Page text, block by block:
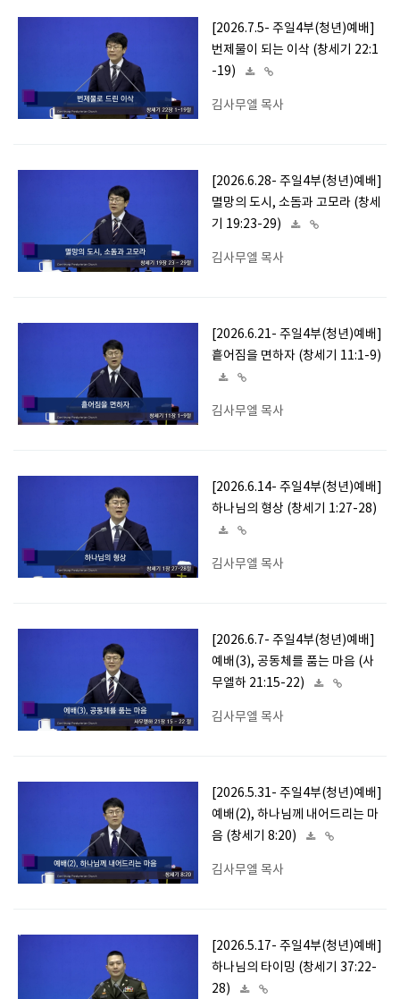
[2026.7.5- 주일4부(청년)예배]
번제물이 되는 이삭 (창세기 22:1
-19)
김사무엘 목사
[2026.6.28- 주일4부(청년)예배]
멸망의 도시, 소돔과 고모라 (창세
기 19:23-29)
김사무엘 목사
[2026.6.21- 주일4부(청년)예배]
흩어짐을 면하자 (창세기 11:1-9)
김사무엘 목사
[2026.6.14- 주일4부(청년)예배]
하나님의 형상 (창세기 1:27-28)
김사무엘 목사
[2026.6.7- 주일4부(청년)예배]
예배(3), 공동체를 품는 마음 (사
무엘하 21:15-22)
김사무엘 목사
[2026.5.31- 주일4부(청년)예배]
예배(2), 하나님께 내어드리는 마
음 (창세기 8:20)
김사무엘 목사
[2026.5.17- 주일4부(청년)예배]
하나님의 타이밍 (창세기 37:22-
28)